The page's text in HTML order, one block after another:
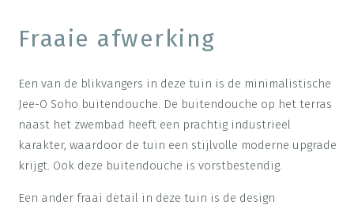
Fraaie afwerking
Een van de blikvangers in deze tuin is de minimalistische
Jee-O Soho buitendouche. De buitendouche op het terras
naast het zwembad heeft een prachtig industrieel
karakter, waardoor de tuin een stijlvolle moderne upgrade
krijgt. Ook deze buitendouche is vorstbestendig.
Een ander fraai detail in deze tuin is de design